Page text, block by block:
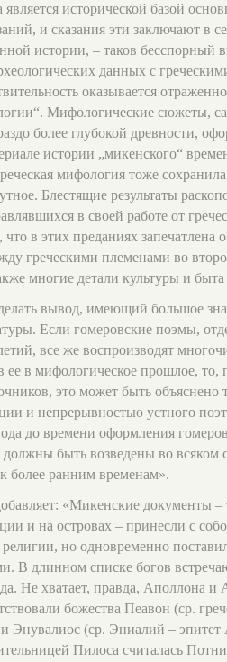
исторической базой
и сказания эти заключают в
истории, – таков бесспорный
данных с
оказывается
Мифологические сюжеты,
более глубокой древности,
истории „микенского“
мифология тоже
Блестящие результаты
в своей работе от
что в этих преданиях запечатлена
греческими племенами во
многие детали культуры и
вывод, имеющий большое
Если гомеровские поэмы,
все же воспроизводят
ее в мифологическое прошлое, то,
это может быть объяснено
и непрерывностью устного
до времени оформления
должны быть возведены во всяком
более ранним временам».
«Микенские документы –
и на островах – принесли с
но одновременно
В длинном списке богов
Не хватает, правда, Аполлона и
божества Пеавон (ср.
Энувалиос (ср. Эниалий – эпитет
Пилоса считалась